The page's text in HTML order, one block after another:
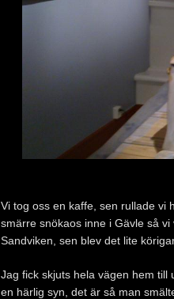
Vi tog oss en kaffe, sen rullade vi
smärre snökaos inne i Gävle så
Sandviken, sen blev det lite
Jag fick skjuts hela vägen hem till
en härlig syn, det är så man